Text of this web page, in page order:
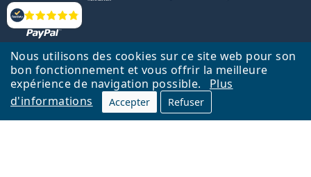
Nous utilisons des cookies sur ce site web pour son
bon fonctionnement et vous offrir la meilleure
expérience de navigation possible.
Plus
d'informations
Accepter Refuser
Évaluation
Retour à la page d'accueil
Haut
Lentiamo.fr est géré et exploité par Lentiamo s.r.o., République
Un service en ligne pour vous depuis 18 ans.